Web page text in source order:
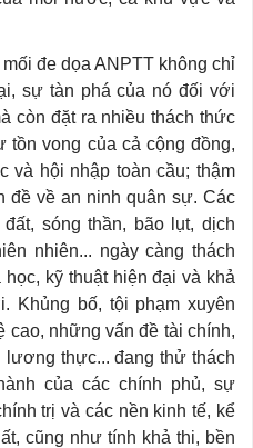
đe dọa ANPTT không chỉ
sự tàn phá của nó đối với
còn đặt ra nhiều thách thức
vong của cả cộng đồng,
và hội nhập toàn cầu; thậm
đề về an ninh quân sự. Các
sóng thần, bão lụt, dịch
nhiên... ngày càng thách
kỹ thuật hiện đại và khả
Khủng bố, tội phạm xuyên
cao, những vấn đề tài chính,
thực... đang thử thách
của các chính phủ, sự
trị và các nền kinh tế, kể
cũng như tính khả thi, bền